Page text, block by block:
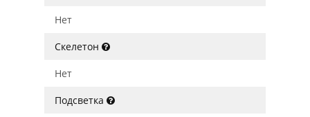
Нет
Скелетон
Нет
Подсветка